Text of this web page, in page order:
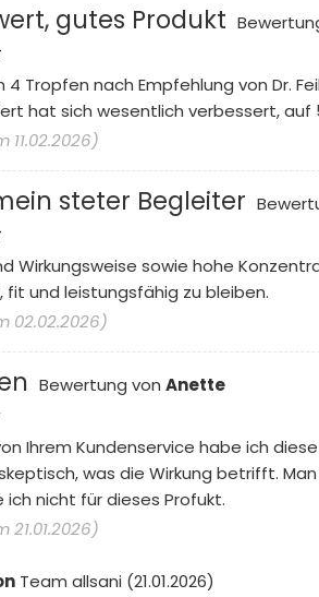
gutes Produkt
Tropfen nach Empfehlung von Dr.
hat sich wesentlich verbessert,
steter Begleiter
Wirkungsweise sowie hohe
fit und leistungsfähig zu bleiben.
02.02.2026)
Bewertung von Anette
Ihrem Kundenservice habe ich
was die Wirkung betrifft.
ich nicht für dieses Profukt.
Team allsani (21.01.2026)